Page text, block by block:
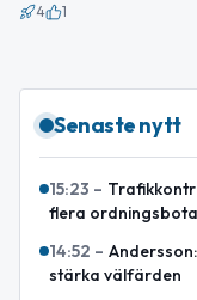
4 1
Senaste nytt
15:23 –
flera
14:52 –
stärka välfärden